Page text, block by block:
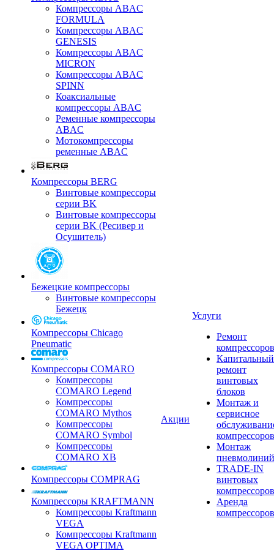
Компрессоры ABAC
FORMULA
Компрессоры ABAC
GENESIS
Компрессоры ABAC
MICRON
Компрессоры ABAC
SPINN
Коаксиальные
компрессоры ABAC
Ременные компрессоры
ABAC
Мотокомпрессоры
ременные ABAC
Компрессоры BERG
Винтовые компрессоры
серии BK
Винтовые компрессоры
серии BK (Ресивер и
Осушитель)
Бежецкие компрессоры
Винтовые компрессоры
Бежецк
Компрессоры Chicago
Pneumatic
Компрессоры COMARO
Компрессоры
COMARO Legend
Компрессоры
COMARO Mythos
Компрессоры
COMARO Symbol
Компрессоры
COMARO XB
Компрессоры COMPRAG
Компрессоры KRAFTMANN
Компрессоры Kraftmann
VEGA
Компрессоры Kraftmann
VEGA OPTIMA
Акции
Услуги
Ремонт
компрессоров
Капитальный
ремонт
винтовых
блоков
Монтаж и
сервисное
компрессоров
Монтаж
пневмолиний
TRADE-IN
винтовых
компрессоров
Аренда
компрессоров